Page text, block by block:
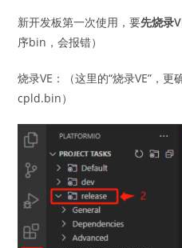
新开发板第一次使用，要先烧录
序bin，会报错）
烧录VE：（这里的“烧录VE”，
cpld.bin）